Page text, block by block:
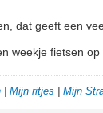
dat geeft een
weekje fietsen
| Mijn ritjes Mijn